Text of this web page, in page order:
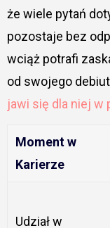
że wiele pytań
pozostaje bez
wciąż potrafi
od swojego
jawi się dla niej w
Moment w
Karierze
Udział w